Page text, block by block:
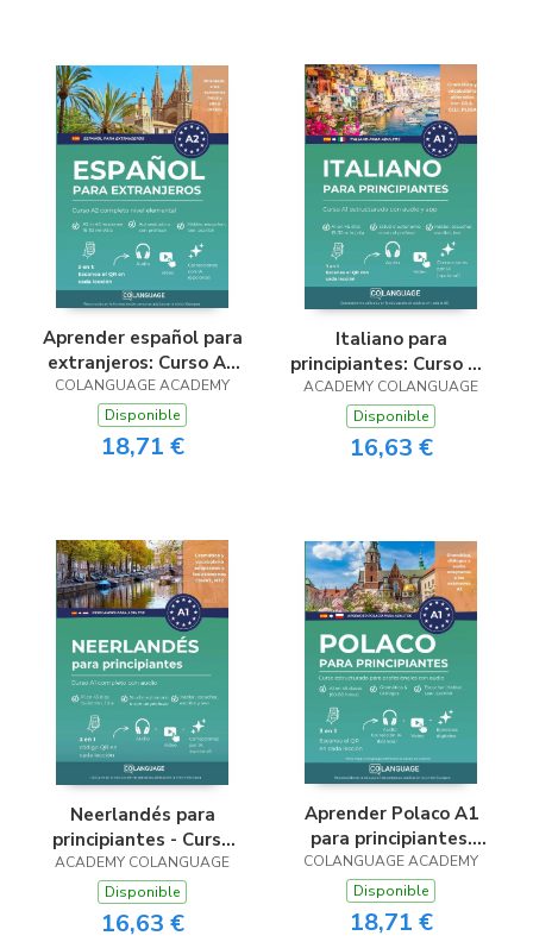
Aprender español para
extranjeros: Curso A2
completo nivel
elemental
COLANGUAGE ACADEMY
Disponible
18,71 €
Italiano para
principiantes: Curso A1
estructurado con
audio y app
ACADEMY COLANGUAGE
Disponible
16,63 €
Neerlandés para
principiantes - Curso
A1 completo con audio
ACADEMY COLANGUAGE
Disponible
16,63 €
Aprender Polaco A1
para principiantes.
Curso estructurado
para profesionales con
audio
COLANGUAGE ACADEMY
Disponible
18,71 €